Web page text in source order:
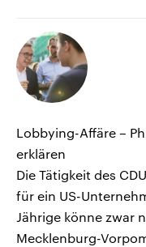
Lobbying-Affäre –
erklären
Die Tätigkeit des
für ein US-
Jährige könne zwar
Mecklenburg-